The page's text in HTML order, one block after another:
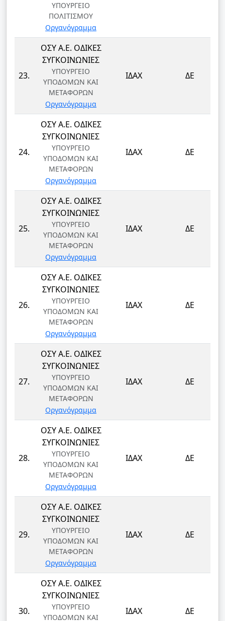
ΥΠΟΥΡΓΕΙΟ
ΠΟΛΙΤΙΣΜΟΥ
Οργανόγραμμα
23.
ΟΣΥ Α.Ε. ΟΔΙΚΕΣ
ΣΥΓΚΟΙΝΩΝΙΕΣ
ΥΠΟΥΡΓΕΙΟ
ΥΠΟΔΟΜΩΝ ΚΑΙ
ΜΕΤΑΦΟΡΩΝ
Οργανόγραμμα
ΙΔΑΧ ΔΕ
24.
ΟΣΥ Α.Ε. ΟΔΙΚΕΣ
ΣΥΓΚΟΙΝΩΝΙΕΣ
ΥΠΟΥΡΓΕΙΟ
ΥΠΟΔΟΜΩΝ ΚΑΙ
ΜΕΤΑΦΟΡΩΝ
Οργανόγραμμα
ΙΔΑΧ ΔΕ
25.
ΟΣΥ Α.Ε. ΟΔΙΚΕΣ
ΣΥΓΚΟΙΝΩΝΙΕΣ
ΥΠΟΥΡΓΕΙΟ
ΥΠΟΔΟΜΩΝ ΚΑΙ
ΜΕΤΑΦΟΡΩΝ
Οργανόγραμμα
ΙΔΑΧ ΔΕ
26.
ΟΣΥ Α.Ε. ΟΔΙΚΕΣ
ΣΥΓΚΟΙΝΩΝΙΕΣ
ΥΠΟΥΡΓΕΙΟ
ΥΠΟΔΟΜΩΝ ΚΑΙ
ΜΕΤΑΦΟΡΩΝ
Οργανόγραμμα
ΙΔΑΧ ΔΕ
27.
ΟΣΥ Α.Ε. ΟΔΙΚΕΣ
ΣΥΓΚΟΙΝΩΝΙΕΣ
ΥΠΟΥΡΓΕΙΟ
ΥΠΟΔΟΜΩΝ ΚΑΙ
ΜΕΤΑΦΟΡΩΝ
Οργανόγραμμα
ΙΔΑΧ ΔΕ
28.
ΟΣΥ Α.Ε. ΟΔΙΚΕΣ
ΣΥΓΚΟΙΝΩΝΙΕΣ
ΥΠΟΥΡΓΕΙΟ
ΥΠΟΔΟΜΩΝ ΚΑΙ
ΜΕΤΑΦΟΡΩΝ
Οργανόγραμμα
ΙΔΑΧ ΔΕ
29.
ΟΣΥ Α.Ε. ΟΔΙΚΕΣ
ΣΥΓΚΟΙΝΩΝΙΕΣ
ΥΠΟΥΡΓΕΙΟ
ΥΠΟΔΟΜΩΝ ΚΑΙ
ΜΕΤΑΦΟΡΩΝ
Οργανόγραμμα
ΙΔΑΧ ΔΕ
30.
ΟΣΥ Α.Ε. ΟΔΙΚΕΣ
ΣΥΓΚΟΙΝΩΝΙΕΣ
ΥΠΟΥΡΓΕΙΟ
ΥΠΟΔΟΜΩΝ ΚΑΙ
ΙΔΑΧ ΔΕ